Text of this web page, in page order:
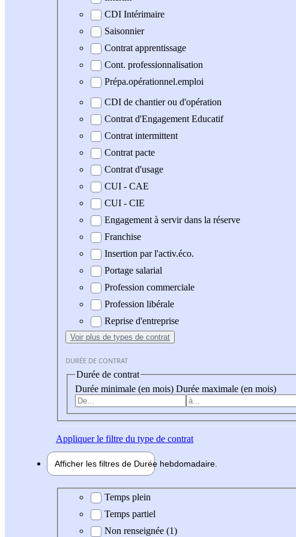
CDI Intérimaire
Saisonnier
Contrat apprentissage
Cont. professionnalisation
Prépa.opérationnel.emploi
CDI de chantier ou d'opération
Contrat d'Engagement Educatif
Contrat intermittent
Contrat pacte
Contrat d'usage
CUI - CAE
CUI - CIE
Engagement à servir dans la réserve
Franchise
Insertion par l'activ.éco.
Portage salarial
Profession commerciale
Profession libérale
Reprise d'entreprise
Voir plus de types de contrat
DURÉE DE CONTRAT
Durée de contrat
Durée minimale (en mois) Durée maximale (en mois)
Appliquerle filtre du type de contrat
Afficher les filtres de Durée hebdomadaire
Durée hebdomadaire
Temps plein
Temps partiel
Non renseignée (1)